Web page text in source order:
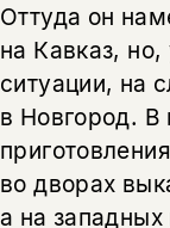
Оттуда он
на Кавказ,
ситуации, на
в Новгород.
во дворах
а на западных